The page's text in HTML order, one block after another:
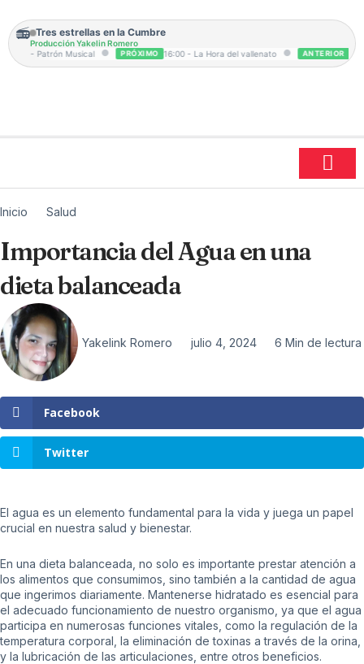
contenido
📻 Tres estrellas en la Cumbre
Producción Yakelin Romero
- Patrón Musical
● PRÓXIMO 16:00 - La Hora del vallenato ● ANTERIOR 14:00
Inicio Salud
Importancia del Agua en una
dieta balanceada
Yakelink Romero julio 4, 2024 6 Min de lectura
Facebook
Twitter
El agua es un elemento fundamental para la vida y juega un papel
crucial en nuestra salud y bienestar.
En una dieta balanceada, no solo es importante prestar atención a
los alimentos que consumimos, sino también a la cantidad de agua
que ingerimos diariamente. Mantenerse hidratado es esencial para
el adecuado funcionamiento de nuestro organismo, ya que el agua
participa en numerosas funciones vitales, como la regulación de la
temperatura corporal, la eliminación de toxinas a través de la orina,
y la lubricación de las articulaciones, entre otros beneficios.